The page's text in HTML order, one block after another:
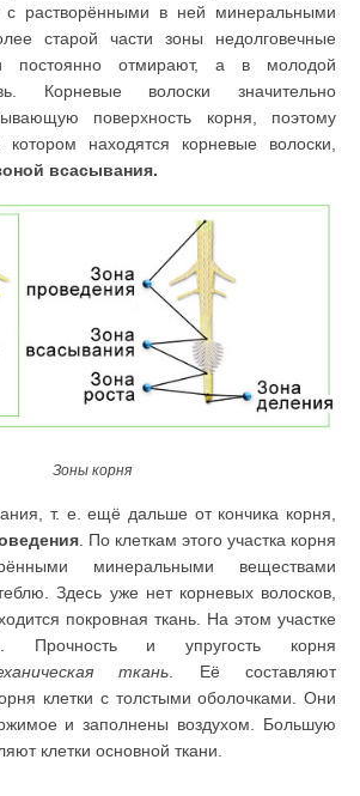
с растворёнными в ней минераль­ными
старой части зоны недолговечные
постоянно отмирают, а в молодой
Корневые волоски значительно
поверхность корня, поэтому
находятся корневые волоски,
всасывания.
Зоны корня
т. е. ещё дальше от кончика корня,
. По клеткам этого участка корня
минеральными веществами
Здесь уже нет корневых волосков,
покровная ткань. На этом участке
Прочность и упругость корня
ткань. Её составляют
клетки с толстыми обо­лочками. Они
и заполнены воздухом. Большую
клетки основной ткани.